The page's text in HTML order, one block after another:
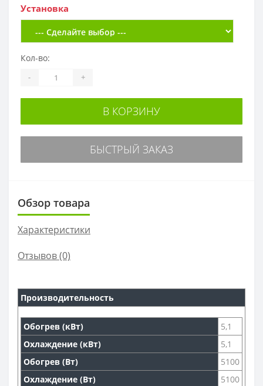
Установка
Кол-во:
- +
В КОРЗИНУ
БЫСТРЫЙ ЗАКАЗ
Обзор товара
Характеристики
Отзывов (0)
Производительность
Обогрев (кВт)
5,1
Охлаждение (кВт)
5,1
Обогрев (Вт)
5100
Охлаждение (Вт)
5100